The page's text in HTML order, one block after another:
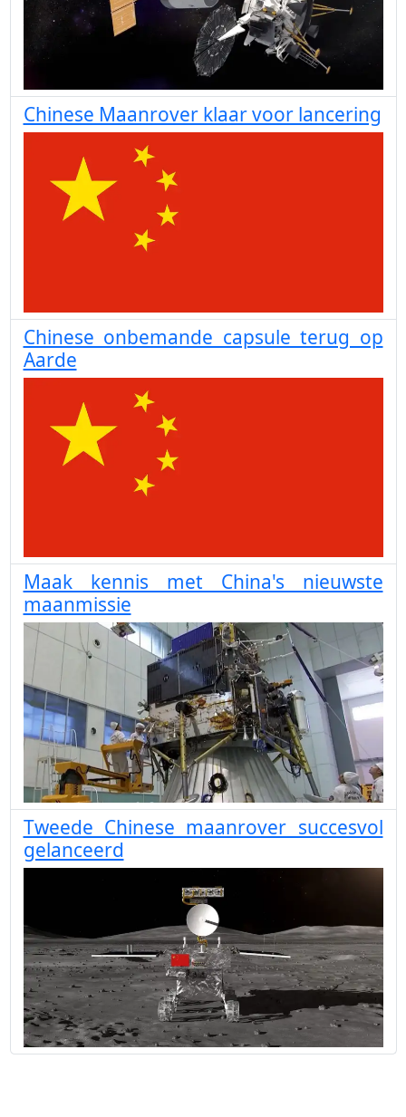
Chinese Maanrover klaar voor lancering
Chinese onbemande capsule terug op
Aarde
Maak kennis met China's nieuwste
maanmissie
Tweede Chinese maanrover succesvol
gelanceerd